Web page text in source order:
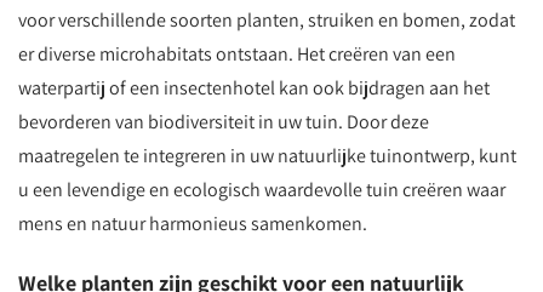
voor verschillende soorten planten, struiken en bomen, zodat
er diverse microhabitats ontstaan. Het creëren van een
waterpartij of een insectenhotel kan ook bijdragen aan het
bevorderen van biodiversiteit in uw tuin. Door deze
maatregelen te integreren in uw natuurlijke tuinontwerp, kunt
u een levendige en ecologisch waardevolle tuin creëren waar
mens en natuur harmonieus samenkomen.
Welke planten zijn geschikt voor een natuurlijk